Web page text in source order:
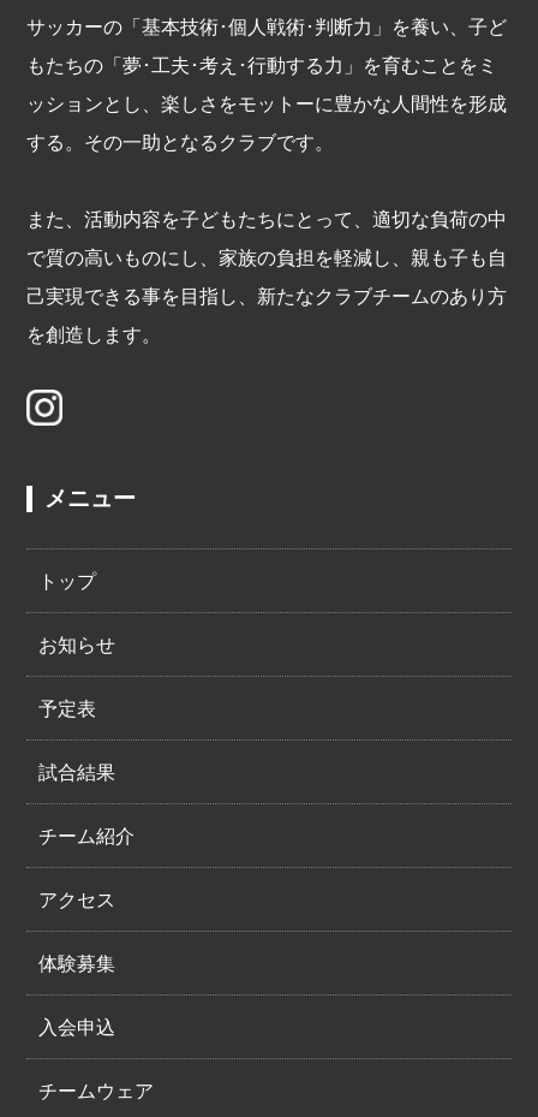
サッカーの「基本技術･個人戦術･判断力」を養い、子ど
もたちの「夢･工夫･考え･行動する力」を育むことをミ
ッションとし、楽しさをモットーに豊かな人間性を形成
する。その一助となるクラブです。
また、活動内容を子どもたちにとって、適切な負荷の中
で質の高いものにし、家族の負担を軽減し、親も子も自
己実現できる事を目指し、新たなクラブチームのあり方
を創造します。
メニュー
トップ
お知らせ
予定表
試合結果
チーム紹介
アクセス
体験募集
入会申込
チームウェア